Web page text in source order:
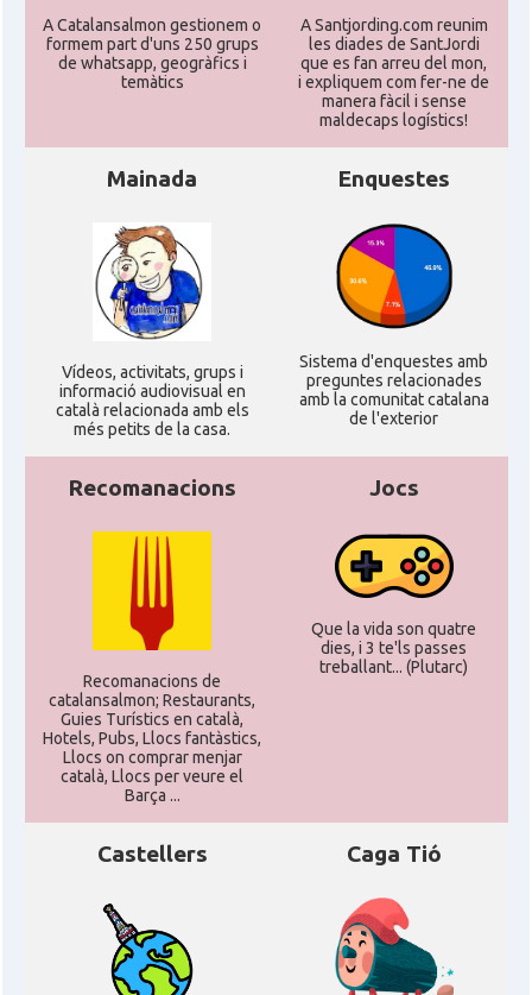
A Catalansalmon gestionem o
formem part d'uns 250 grups
de whatsapp, geogràfics i
temàtics
A Santjording.com reunim
les diades de SantJordi
que es fan arreu del mon,
i expliquem com fer-ne de
manera fàcil i sense
maldecaps logí­stics!
Mainada
Ví­deos, activitats, grups i
informació audiovisual en
català relacionada amb els
més petits de la casa.
Enquestes
Sistema d'enquestes amb
preguntes relacionades
amb la comunitat catalana
de l'exterior
Recomanacions
Recomanacions de
catalansalmon; Restaurants,
Guies Turístics en català,
Hotels, Pubs, Llocs fantàstics,
Llocs on comprar menjar
català, Llocs per veure el
Barça ...
Jocs
Que la vida son quatre
dies, i 3 te'ls passes
treballant... (Plutarc)
Castellers Caga Tió